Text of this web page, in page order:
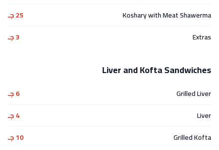
Koshary with Meat Shawerma
25 جـ
Extras
3 جـ
Liver and Kofta Sandwiches
Grilled Liver
6 جـ
Liver
4 جـ
Grilled Kofta
10 جـ